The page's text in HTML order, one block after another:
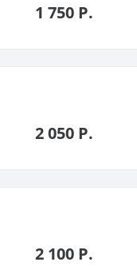
1 750 Р.
2 050 Р.
2 100 Р.